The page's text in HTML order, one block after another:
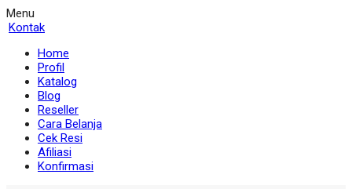
Menu
Kontak
Home
Profil
Katalog
Blog
Reseller
Cara Belanja
Cek Resi
Afiliasi
Konfirmasi